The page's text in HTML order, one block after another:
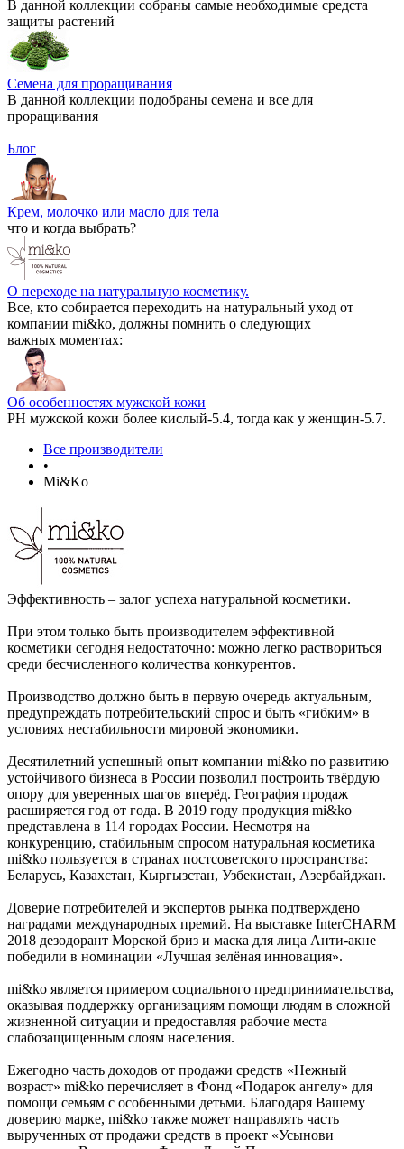
В данной коллекции собраны самые необходимые средста
защиты растений
Семена для проращивания
В данной коллекции подобраны семена и все для
проращивания
Блог
Крем, молочко или масло для тела
что и когда выбрать?
О переходе на натуральную косметику.
Все, кто собирается переходить на натуральный уход от
компании mi&ko, должны помнить о следующих
важных моментах:
Об особенностях мужской кожи
РН мужской кожи более кислый-5.4, тогда как у женщин-5.7.
Все производители
•
Mi&Ko
Эффективность – залог успеха натуральной косметики.
При этом только быть производителем эффективной
косметики сегодня недостаточно: можно легко раствориться
среди бесчисленного количества конкурентов.
Производство должно быть в первую очередь актуальным,
предупреждать потребительский спрос и быть «гибким» в
условиях нестабильности мировой экономики.
Десятилетний успешный опыт компании mi&ko по развитию
устойчивого бизнеса в России позволил построить твёрдую
опору для уверенных шагов вперёд. География продаж
расширяется год от года. В 2019 году продукция mi&ko
представлена в 114 городах России. Несмотря на
конкуренцию, стабильным спросом натуральная косметика
mi&ko пользуется в странах постсоветского пространства:
Беларусь, Казахстан, Кыргызстан, Узбекистан, Азербайджан.
Доверие потребителей и экспертов рынка подтверждено
наградами международных премий. На выставке InterCHARM
2018 дезодорант Морской бриз и маска для лица Анти-акне
победили в номинации «Лучшая зелёная инновация».
mi&ko является примером социального предпринимательства,
оказывая поддержку организациям помощи людям в сложной
жизненной ситуации и предоставляя рабочие места
слабозащищенным слоям населения.
Ежегодно часть доходов от продажи средств «Нежный
возраст» mi&ko перечисляет в Фонд «Подарок ангелу» для
помощи семьям с особенными детьми. Благодаря Вашему
доверию марке, mi&ko также может направлять часть
вырученных от продажи средств в проект «Усынови